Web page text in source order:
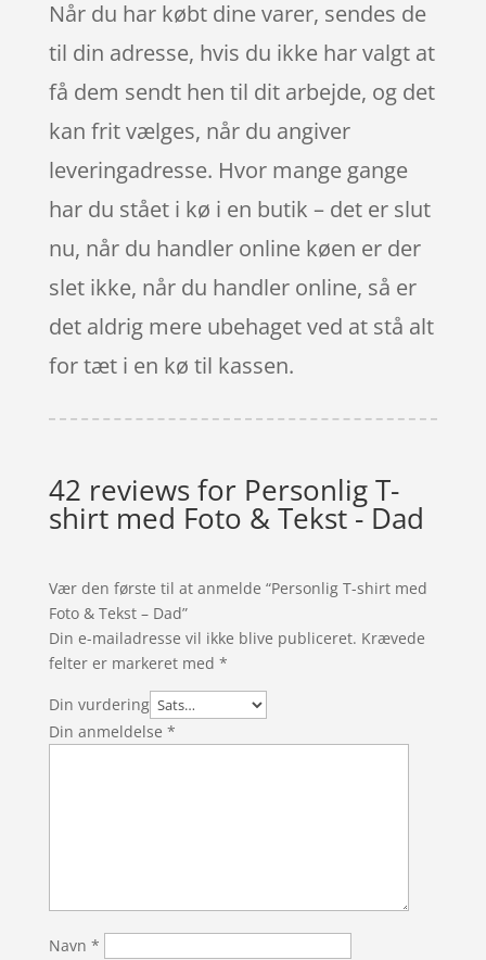
Når du har købt dine varer, sendes de
til din adresse, hvis du ikke har valgt at
få dem sendt hen til dit arbejde, og det
kan frit vælges, når du angiver
leveringadresse. Hvor mange gange
har du stået i kø i en butik – det er slut
nu, når du handler online køen er der
slet ikke, når du handler online, så er
det aldrig mere ubehaget ved at stå alt
for tæt i en kø til kassen.
42 reviews for Personlig T-
shirt med Foto & Tekst - Dad
Vær den første til at anmelde “Personlig T-shirt med
Foto & Tekst – Dad”
Din e-mailadresse vil ikke blive publiceret. Krævede
felter er markeret med *
Din vurdering
Din anmeldelse *
Navn *